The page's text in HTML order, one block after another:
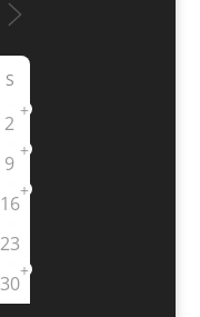
S
2
+
9
+
16
+
23
30
+